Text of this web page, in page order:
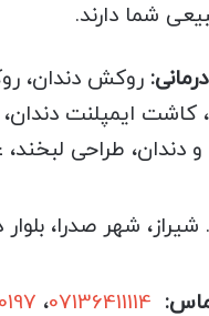
شما دارند.
روکش دندان،
کاشت ایمپلنت
و دندان، طراحی
. شیراز، شهر صدرا،
07136411114،